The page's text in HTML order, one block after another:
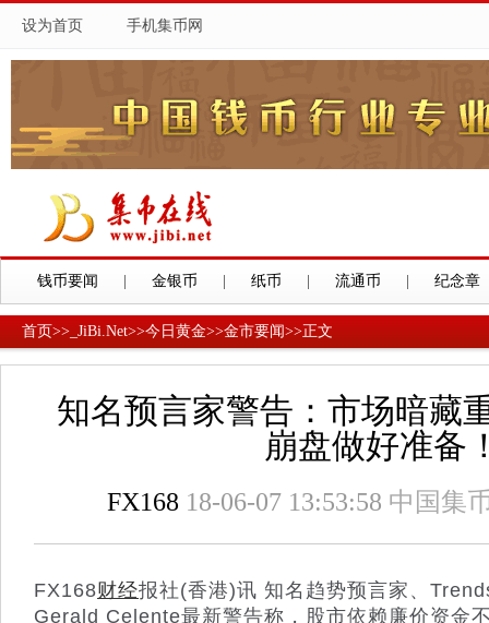
设为首页 手机集币网
钱币要闻 金银币 纸币 流通币 纪念章
首页>> _JiBi.Net>>今日黄金>>金市要闻>>正文
知名预言家警告：市场暗藏
崩盘做好准备
FX168 18-06-07 13:53:58 中国集
FX168财经报社(香港)讯 知名趋势预言家、
Gerald Celente最新警告称，股市依赖廉价资金